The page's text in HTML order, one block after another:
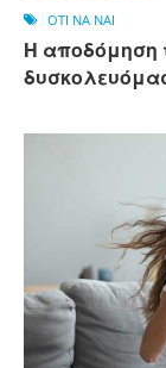
OTI NA NAI
Η αποδόμηση